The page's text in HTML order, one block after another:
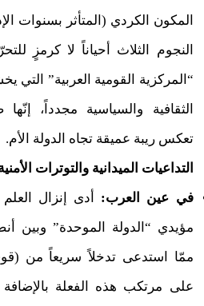
المكون الكردي (المتأثر بسنوات
النجوم الثلاث أحياناً لا كرمزٍ
“المركزية القومية العربية”
الثقافية والسياسية مجدداً،
تعكس ريبة عميقة تجاه الدولة الأم.
التداعيات الميدانية والتوترات
في عين العرب: أدى إنزال
مؤيدي “الدولة الموحدة” وبين
ممّا استدعى تدخلاً سريعاً من
على مرتكب هذه الفعلة بالإضافة